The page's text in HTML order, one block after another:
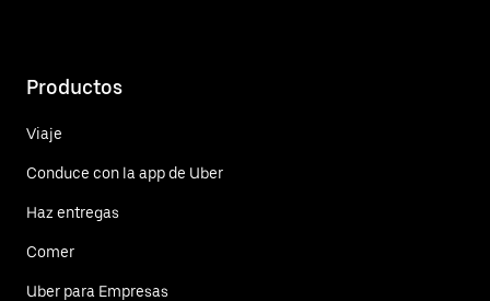
Productos
Viaje
Conduce con la app de Uber
Haz entregas
Comer
Uber para Empresas